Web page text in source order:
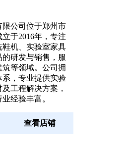
公司位于郑州市
于2016年，专注
机、实验室家具
研发与销售，服
等领域。公司拥
，专业提供实验
工程解决方案，
经验丰富。
查看店铺